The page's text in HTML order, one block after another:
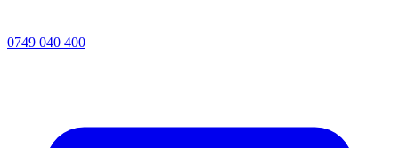
0749 040 400